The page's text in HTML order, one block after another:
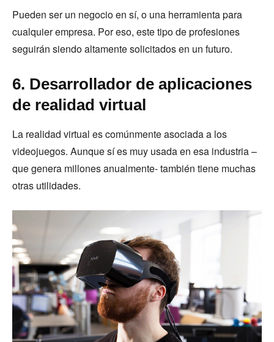
Pueden ser un negocio en sí, o una herramienta para
cualquier empresa. Por eso, este tipo de profesiones
seguirán siendo altamente solicitados en un futuro.
6. Desarrollador de aplicaciones
de realidad virtual
La realidad virtual es comúnmente asociada a los
videojuegos. Aunque sí es muy usada en esa industria –
que genera millones anualmente- también tiene muchas
otras utilidades.